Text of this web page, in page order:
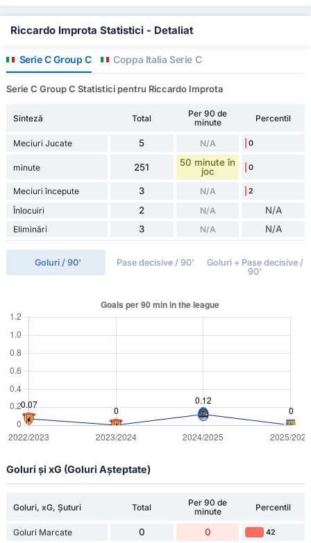
Riccardo Improta Statistici - Detaliat
Serie C Group C Coppa Italia Serie C
Serie C Group C Statistici pentru Riccardo Improta
Sinteză Total
Per 90 de
minute
Percentil
Meciuri Jucate 5 N/A 0
minute 251
50 minute în
joc
0
Meciuri începute 3 N/A 2
Înlocuiri 2 N/A N/A
Eliminări 3 N/A N/A
Goluri / 90' Pase decisive / 90'
Goluri + Pase decisive /
90'
Goluri și xG (Goluri Așteptate)
Goluri, xG, Șuturi Total
Per 90 de
minute
Percentil
Goluri Marcate 0 0 42